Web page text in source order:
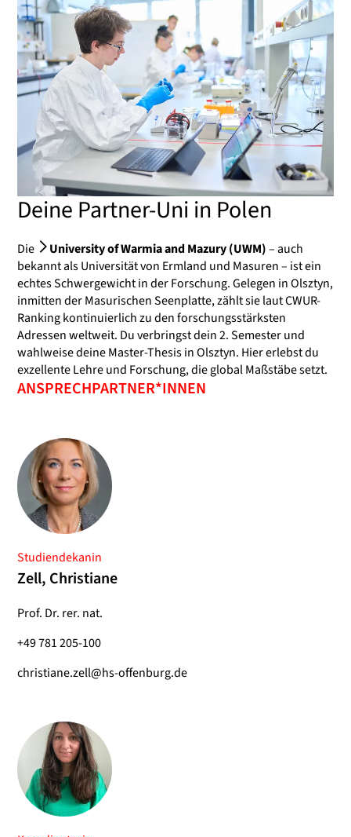
Deine Partner-Uni in Polen
Die University of Warmia and Mazury (UWM)– auch
bekannt als Universität von Ermland und Masuren – ist ein
echtes Schwergewicht in der Forschung. Gelegen in Olsztyn,
inmitten der Masurischen Seenplatte, zählt sie laut CWUR-
Ranking kontinuierlich zu den forschungsstärksten
Adressen weltweit. Du verbringst dein 2. Semester und
wahlweise deine Master-Thesis in Olsztyn. Hier erlebst du
exzellente Lehre und Forschung, die global Maßstäbe setzt.
ANSPRECHPARTNER*INNEN
Studiendekanin
Zell, Christiane
Prof. Dr. rer. nat.
+49 781 205-100
christiane.zell@hs-offenburg.de